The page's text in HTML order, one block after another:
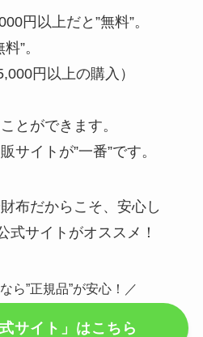
円以上だと”無料”。
”。
円以上の購入）
とができます。
サイトが”一番”です。
布だからこそ、安心し
式サイトがオススメ！
ら”正規品”が安心！／
サイト」はこちら